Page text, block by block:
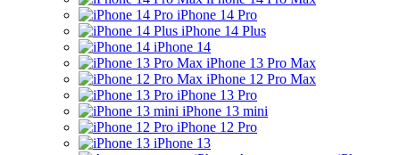
iPhone 14 Pro
iPhone 14 Plus
iPhone 14
iPhone 13 Pro Max
iPhone 12 Pro Max
iPhone 13 Pro
iPhone 13 mini
iPhone 12 Pro
iPhone 13